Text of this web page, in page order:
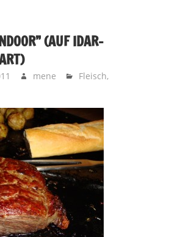
(AUF IDAR-
mene Fleisch,